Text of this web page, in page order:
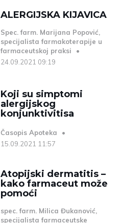
ALERGIJSKA KIJAVICA
Spec. farm. Marijana Popović,
specijalista farmakoterapije u
farmaceutskoj praksi
24.09.2021 09:19
Koji su simptomi
alergijskog
konjunktivitisa
Časopis Apoteka
15.09.2021 11:57
Atopijski dermatitis –
kako farmaceut može
pomoći
spec. farm. Milica Đukanović,
specijalista farmaceutske